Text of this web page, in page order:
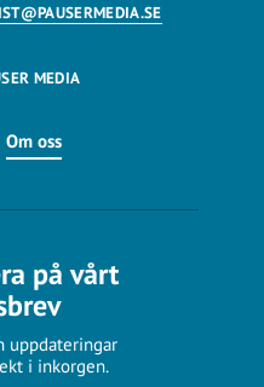
MEDIA
Om oss
på vårt
uppdateringar
i inkorgen.